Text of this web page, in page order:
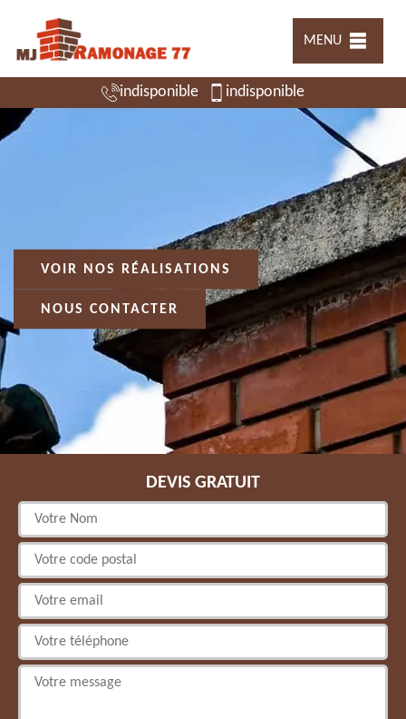
MENU
indisponible indisponible
VOIR NOS RÉALISATIONS
NOUS CONTACTER
DEVIS GRATUIT